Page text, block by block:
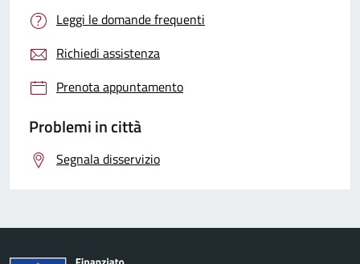
Leggi le domande frequenti
Richiedi assistenza
Prenota appuntamento
Problemi in città
Segnala disservizio